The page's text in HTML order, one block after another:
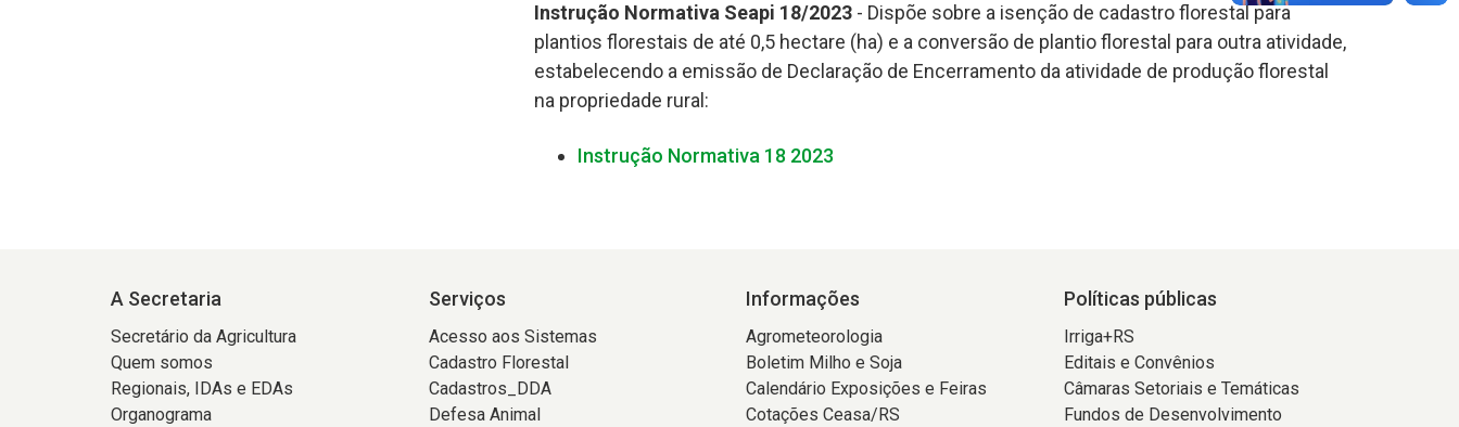
Instrução Normativa Seapi 18/2023 - Dispõe sobre a isenção de cadastro florestal para
plantios florestais de até 0,5 hectare (ha) e a conversão de plantio florestal para outra atividade,
estabelecendo a emissão de Declaração de Encerramento da atividade de produção florestal
na propriedade rural:
Instrução Normativa 18 2023
A Secretaria
Secretário da Agricultura
Quem somos
Regionais, IDAs e EDAs
Organograma
Serviços
Acesso aos Sistemas
Cadastro Florestal
Cadastros_DDA
Defesa Animal
Informações
Agrometeorologia
Boletim Milho e Soja
Calendário Exposições e Feiras
Cotações Ceasa/RS
Políticas públicas
Irriga+RS
Editais e Convênios
Câmaras Setoriais e Temáticas
Fundos de Desenvolvimento